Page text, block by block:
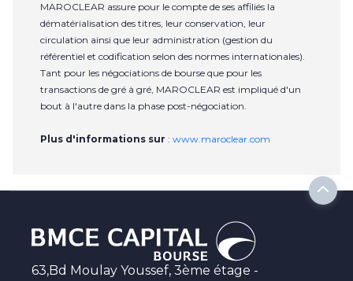
MAROCLEAR assure pour le compte de ses affiliés la
dématérialisation des titres, leur conservation, leur
circulation ainsi que leur administration (gestion du
référentiel et codification selon des normes internationales).
Tant pour les négociations de bourse que pour les
transactions de gré à gré, MAROCLEAR est impliqué d'un
bout à l'autre dans la phase post-négociation.
Plus d'informations sur : www.maroclear.com
63,Bd Moulay Youssef, 3ème étage -